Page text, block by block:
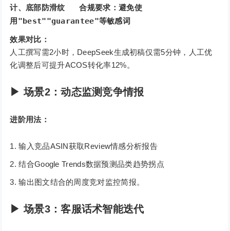
计、底部防滑纹 合规要求：避免使
用"best""guarantee"等敏感词
效果对比：
人工撰写需2小时，DeepSeek生成初稿仅需5分钟，人工优
化调整后可提升ACOS转化率12%。
▶ 场景2：动态监测竞争情报
进阶用法：
输入竞品ASIN获取Review情感分析报告
结合Google Trends数据预测品类趋势拐点
输出图文结合的周度竞对监控简报。
▶ 场景3：客服话术智能迭代